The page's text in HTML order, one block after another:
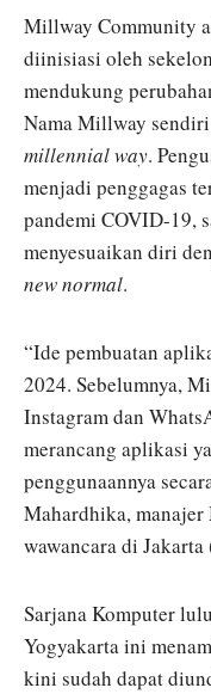
Millway Community
diinisiasi oleh
mendukung
Nama Millway
millennial way.
menjadi penggagas
pandemi COVID-19,
menyesuaikan diri
new normal.
“Ide pembuatan
2024. Sebelumnya,
Instagram dan
merancang aplikasi
penggunaannya
Mahardhika,
wawancara di Jakarta
Sarjana Komputer
Yogyakarta ini
kini sudah dapat